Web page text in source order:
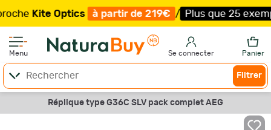
Kite Optics à partir de 219€ / Plus que 25
Menu Se connecter Panier
Filtrer
Réplique type G36C SLV pack complet AEG